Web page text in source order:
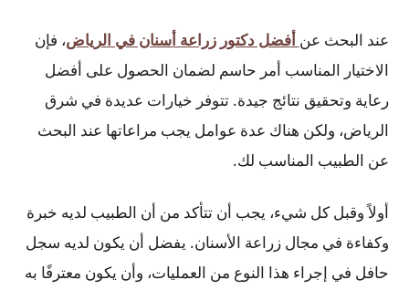
عند البحث عن أفضل دكتور زراعة أسنان في الرياض، فإن
الاختيار المناسب أمر حاسم لضمان الحصول على أفضل
رعاية وتحقيق نتائج جيدة. تتوفر خيارات عديدة في شرق
الرياض، ولكن هناك عدة عوامل يجب مراعاتها عند البحث
عن الطبيب المناسب لك.
أولاً وقبل كل شيء، يجب أن تتأكد من أن الطبيب لديه خبرة
وكفاءة في مجال زراعة الأسنان. يفضل أن يكون لديه سجل
حافل في إجراء هذا النوع من العمليات، وأن يكون معترفًا به